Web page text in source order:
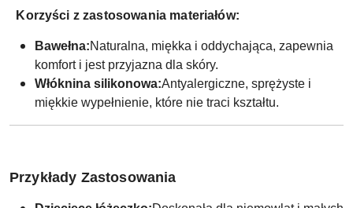
Korzyści z zastosowania materiałów:
Bawełna:Naturalna, miękka i oddychająca, zapewnia
komfort i jest przyjazna dla skóry.
Włóknina silikonowa:Antyalergiczne, sprężyste i
miękkie wypełnienie, które nie traci kształtu.
Przykłady Zastosowania